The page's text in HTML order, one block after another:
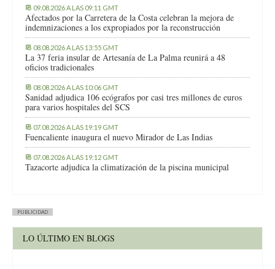
09.08.2026 A LAS 09:11 GMT
Afectados por la Carretera de la Costa celebran la mejora de
indemnizaciones a los expropiados por la reconstrucción
08.08.2026 A LAS 13:55 GMT
La 37 feria insular de Artesanía de La Palma reunirá a 48
oficios tradicionales
08.08.2026 A LAS 10:06 GMT
Sanidad adjudica 106 ecógrafos por casi tres millones de euros
para varios hospitales del SCS
07.08.2026 A LAS 19:19 GMT
Fuencaliente inaugura el nuevo Mirador de Las Indias
07.08.2026 A LAS 19:12 GMT
Tazacorte adjudica la climatización de la piscina municipal
PUBLICIDAD
LO ÚLTIMO EN BLOGS